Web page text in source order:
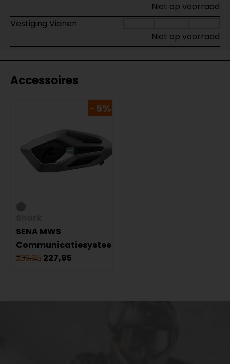
Niet op voorraad
Vestiging Vianen
Niet op voorraad
Accessoires
-5%
SENA MWS
Communicatiesysteem
239,95 227,95